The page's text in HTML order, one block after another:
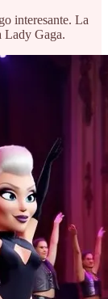
interesante. La
Lady Gaga.